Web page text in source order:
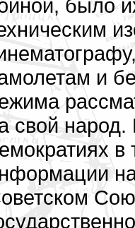
было
и
свой
в